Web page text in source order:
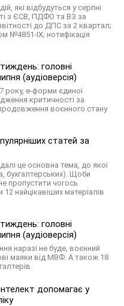
які відбудуться у серпні
з ЄСВ, ПДФО та ВЗ за
до ДПС за 2 квартал;
№4851-IX; нотифікація
головні
(аудіоверсія)
року, е-форми єдиної
критичності за
воєнного стану
статей за
це основна тема, до якої
бухгалтерських). Щоби
пропустити чогось
найцікавіших матеріалів
головні
(аудіоверсія)
наразі не буде, воєнний
маяки від МВФ. А також 18
допомагає у